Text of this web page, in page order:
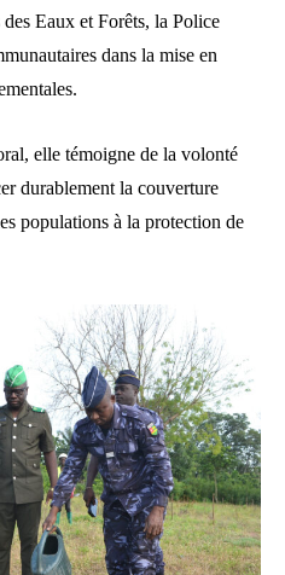
Eaux et Forêts, la Police
dans la mise en
elle témoigne de la volonté
durablement la couverture
populations à la protection de